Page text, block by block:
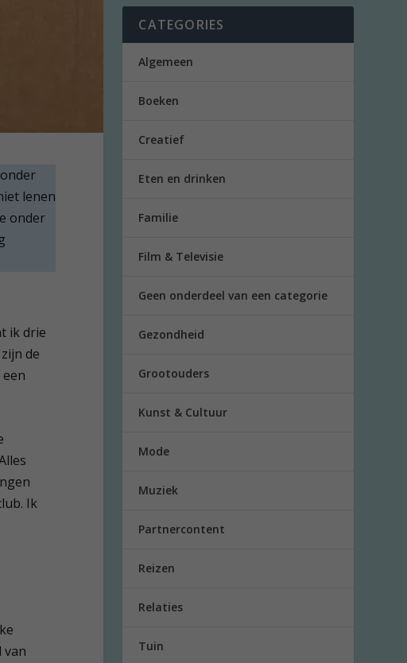
lenen
onder
ik drie
de
Ik
van
CATEGORIES
Algemeen
Boeken
Creatief
Eten en drinken
Familie
Film & Televisie
Geen onderdeel van een categorie
Gezondheid
Grootouders
Kunst & Cultuur
Mode
Muziek
Partnercontent
Reizen
Relaties
Tuin